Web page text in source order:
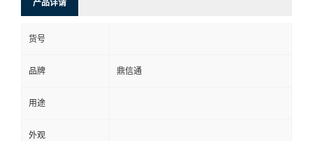
产品详请
货号
品牌 鼎信通
用途
外观